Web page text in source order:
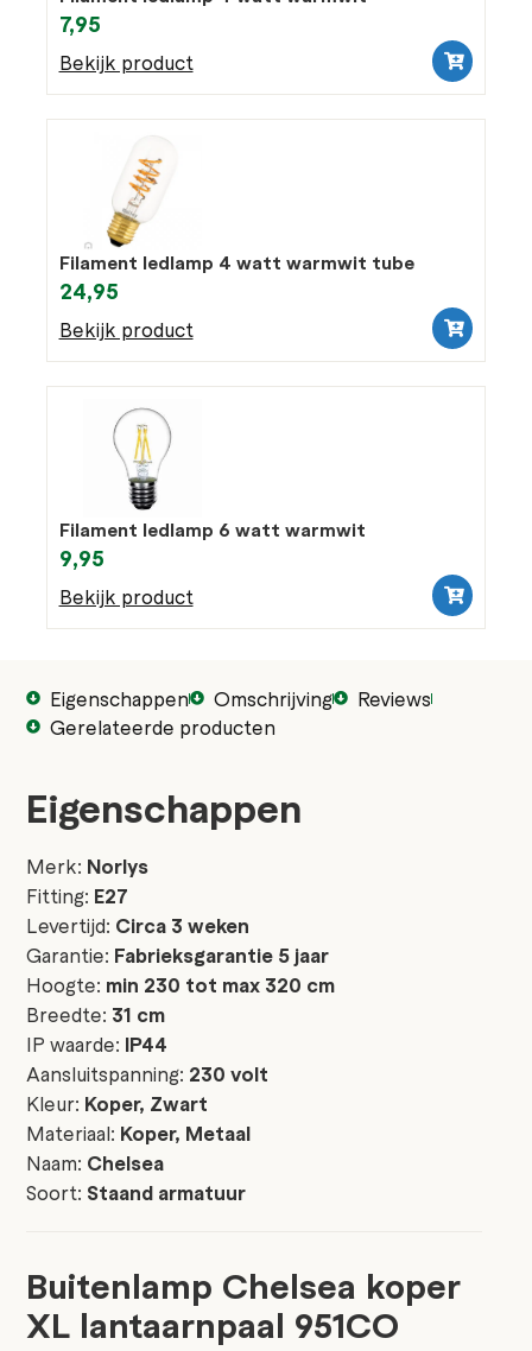
7,95
Bekijk product
Filament ledlamp 4 watt warmwit tube
24,95
Bekijk product
Filament ledlamp 6 watt warmwit
9,95
Bekijk product
Eigenschappen Omschrijving
Reviews
Gerelateerde producten
Eigenschappen
Merk: Norlys
Fitting: E27
Levertijd: Circa 3 weken
Garantie: Fabrieksgarantie 5 jaar
Hoogte: min 230 tot max 320 cm
Breedte: 31 cm
IP waarde: IP44
Aansluitspanning: 230 volt
Kleur: Koper, Zwart
Materiaal: Koper, Metaal
Naam: Chelsea
Soort: Staand armatuur
Buitenlamp Chelsea koper
XL lantaarnpaal 951CO